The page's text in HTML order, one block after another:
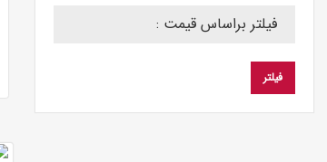
فیلتر براساس قیمت :
فیلتر